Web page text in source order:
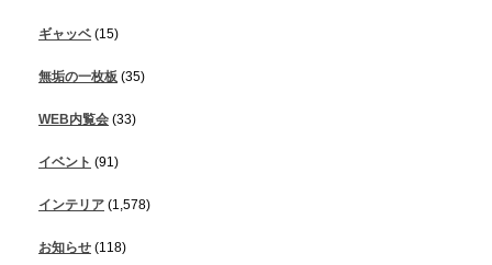
ギャッベ (15)
無垢の一枚板 (35)
WEB内覧会 (33)
イベント (91)
インテリア (1,578)
お知らせ (118)